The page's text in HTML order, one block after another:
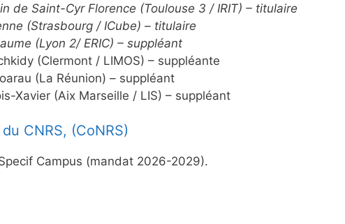
de Saint-Cyr Florence (Toulouse 3 / IRIT) – titulaire
(Strasbourg / ICube) – titulaire
(Lyon 2/ ERIC) – suppléant
(Clermont / LIMOS) – suppléante
(La Réunion) – suppléant
Xavier (Aix Marseille / LIS) – suppléant
CNRS, (CoNRS)
Campus (mandat 2026-2029).